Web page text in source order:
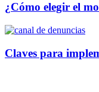
¿Cómo elegir el
Claves para